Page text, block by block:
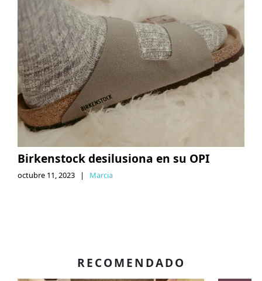
Birkenstock desilusiona en su OPI
octubre 11, 2023 | Marcia
RECOMENDADO